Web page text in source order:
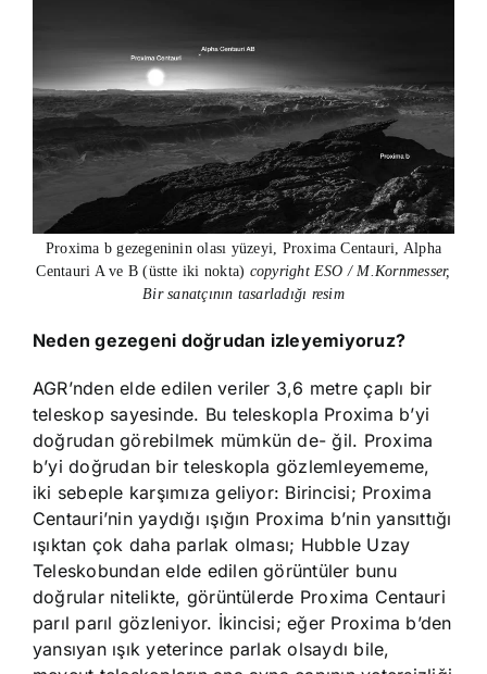
Proxima b gezegeninin olası yüzeyi, Proxima Centauri, Alpha
Centauri A ve B (üstte iki nokta) copyright ESO / M.Kornmesser,
Bir sanatçının tasarladığı resim
Neden gezegeni doğrudan izleyemiyoruz?
AGR’nden elde edilen veriler 3,6 metre çaplı bir
teleskop sayesinde. Bu teleskopla Proxima b’yi
doğrudan görebilmek mümkün de- ğil. Proxima
b’yi doğrudan bir teleskopla gözlemleyememe,
iki sebeple karşımıza geliyor: Birincisi; Proxima
Centauri’nin yaydığı ışığın Proxima b’nin yansıttığı
ışıktan çok daha parlak olması; Hubble Uzay
Teleskobundan elde edilen görüntüler bunu
doğrular nitelikte, görüntülerde Proxima Centauri
parıl parıl gözleniyor. İkincisi; eğer Proxima b’den
yansıyan ışık yeterince parlak olsaydı bile,